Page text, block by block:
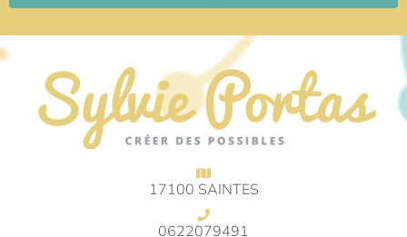
17100 SAINTES
0622079491